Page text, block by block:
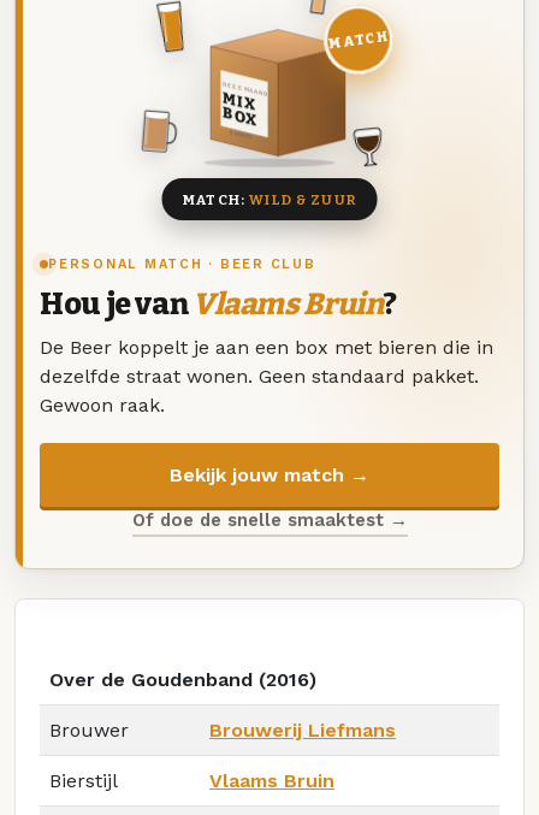
PERSONAL MATCH · BEER CLUB
Hou je van Vlaams Bruin?
De Beer koppelt je aan een box met bieren die in
dezelfde straat wonen. Geen standaard pakket.
Gewoon raak.
Bekijk jouw match →
Of doe de snelle smaaktest →
DEZE MAAND
MIX
BOX
8 BIEREN
MATCH
MATCH:WILD & ZUUR
Over de Goudenband (2016)
Brouwer Brouwerij Liefmans
Bierstijl Vlaams Bruin